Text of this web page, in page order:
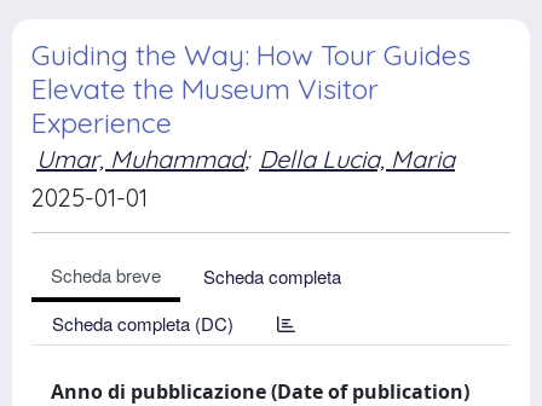
Guiding the Way: How Tour Guides
Elevate the Museum Visitor
Experience
Umar, Muhammad; Della Lucia, Maria
2025-01-01
Scheda breve
Scheda completa
Scheda completa (DC)
Anno di pubblicazione (Date of publication)